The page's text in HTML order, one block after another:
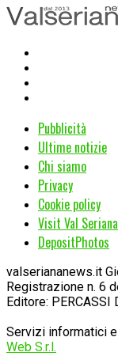
Pubblicità
Ultime notizie
Chi siamo
Privacy
Cookie policy
Visit Val Seriana
DepositPhotos
valseriananews.it
Registrazione n. 6
Editore: PERCASSI
Servizi informatici
Web S.r.l.